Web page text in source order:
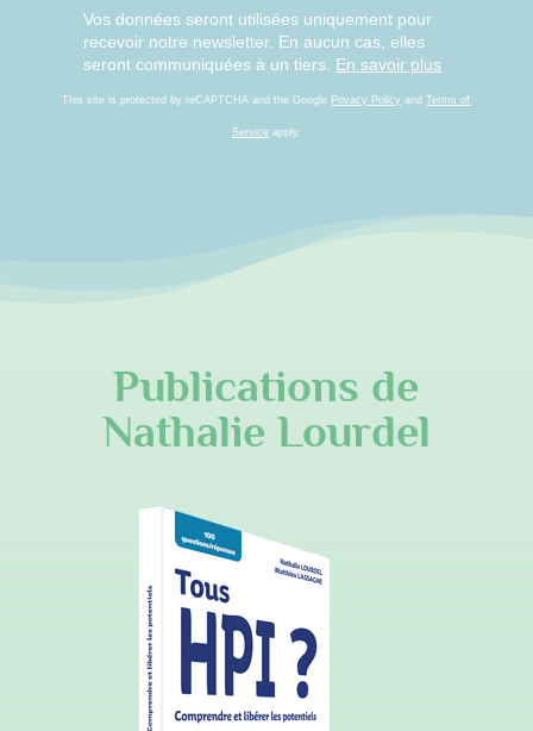
Vos données seront utilisées uniquement pour
recevoir notre newsletter. En aucun cas, elles
seront communiquées à un tiers. En savoir plus
This site is protected by reCAPTCHA and the Google Privacy Policy andTerms of
Serviceapply.
Publications de
Nathalie Lourdel